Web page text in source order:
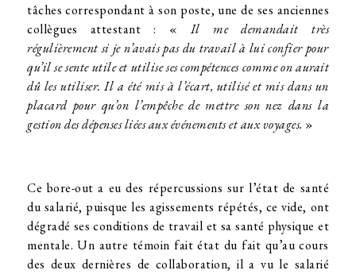
tâches correspondant à son poste, une de ses anciennes
collègues attestant : « Il me demandait très
régulièrement si je n’avais pas du travail à lui confier pour
qu’il se sente utile et utilise ses compétences comme on aurait
dû les utiliser. Il a été mis à l’écart, utilisé et mis dans un
placard pour qu’on l’empêche de mettre son nez dans la
gestion des dépenses liées aux événements et aux voyages. »
Ce bore-out a eu des répercussions sur l’état de santé
du salarié, puisque les agissements répétés, ce vide, ont
dégradé ses conditions de travail et sa santé physique et
mentale. Un autre témoin fait état du fait qu’au cours
des deux dernières de collaboration, il a vu le salarié